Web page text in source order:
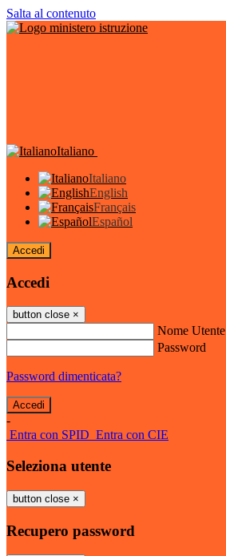
Salta al contenuto
Italiano
Italiano
English
Français
Español
Accedi
Accedi
button close ×
Nome Utente
Password
Password dimenticata?
-
Entra con SPID Entra con CIE
Seleziona utente
button close ×
Recupero password